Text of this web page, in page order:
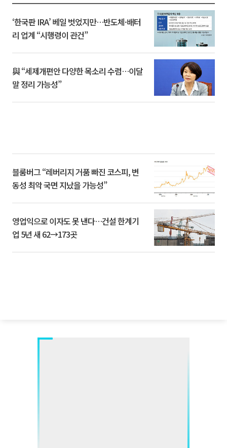
‘한국판 IRA’ 베일 벗었지만…반도체·배터
리 업계 “시행령이 관건”
與 “세제개편안 다양한 목소리 수렴…이달
말 정리 가능성”
블룸버그 “레버리지 거품 빠진 코스피, 변
동성 최악 국면 지났을 가능성”
영업익으로 이자도 못 낸다…건설 한계기
업 5년 새 62→173곳